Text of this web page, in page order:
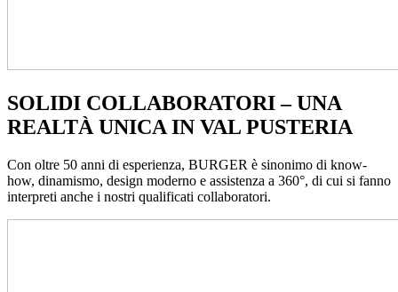
SOLIDI COLLABORATORI – UNA
REALTÀ UNICA IN VAL PUSTERIA
Con oltre 50 anni di esperienza, BURGER è sinonimo di know-
how, dinamismo, design moderno e assistenza a 360°, di cui si fanno
interpreti anche i nostri qualificati collaboratori.